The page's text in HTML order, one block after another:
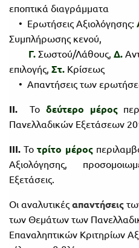
εποπτικά διαγράμματα
• Ερωτήσεις Αξιολόγησης:
Συμπλήρωσης κενού,
Γ. Σωστού/Λάθους, Δ.
επιλογής, Στ. Κρίσεως
• Απαντήσεις των
ΙΙ. Το δεύτερο μέρος
Πανελλαδικών Εξετάσεων
ΙΙΙ. Τοτρίτο μέρος
Αξιολόγησης,
Εξετάσεις.
Οι αναλυτικές απαντήσεις
των Θεμάτων των
Επαναληπτικών Κριτηρίων